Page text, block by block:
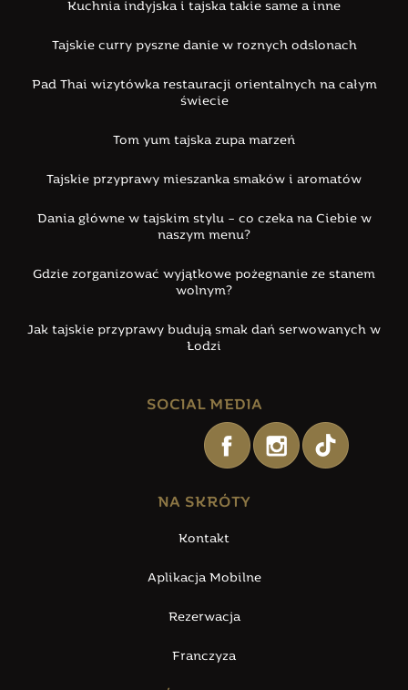
Kuchnia indyjska i tajska takie same a inne
Tajskie curry pyszne danie w roznych odslonach
Pad Thai wizytówka restauracji orientalnych na całym
świecie
Tom yum tajska zupa marzeń
Tajskie przyprawy mieszanka smaków i aromatów
Dania główne w tajskim stylu – co czeka na Ciebie w
naszym menu?
Gdzie zorganizować wyjątkowe pożegnanie ze stanem
wolnym?
Jak tajskie przyprawy budują smak dań serwowanych w
Łodzi
SOCIAL MEDIA
NA SKRÓTY
Kontakt
Aplikacja Mobilne
Rezerwacja
Franczyza